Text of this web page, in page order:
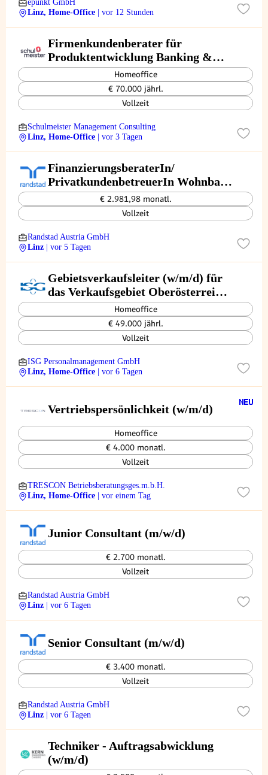
epunkt GmbH
Linz, Home-Office
| vor 12 Stunden
Firmenkundenberater für
Produktentwicklung Banking &
Finanzierung (m/w/d)
Homeoffice
€ 70.000 jährl.
Vollzeit
Schulmeister Management Consulting
Linz, Home-Office
| vor 3 Tagen
FinanzierungsberaterIn/
PrivatkundenbetreuerIn Wohnbau
(m/w/d)
€ 2.981,98 monatl.
Vollzeit
Randstad Austria GmbH
Linz
| vor 5 Tagen
Gebietsverkaufsleiter (w/m/d) für
das Verkaufsgebiet Oberösterreich
und Teile Salzburgs
Homeoffice
€ 49.000 jährl.
Vollzeit
ISG Personalmanagement GmbH
Linz, Home-Office
| vor 6 Tagen
Vertriebspersönlichkeit (w/m/d)
Homeoffice
€ 4.000 monatl.
Vollzeit
TRESCON Betriebsberatungsges.m.b.H.
Linz, Home-Office
| vor einem Tag
Junior Consultant (m/w/d)
€ 2.700 monatl.
Vollzeit
Randstad Austria GmbH
Linz
| vor 6 Tagen
Senior Consultant (m/w/d)
€ 3.400 monatl.
Vollzeit
Randstad Austria GmbH
Linz
| vor 6 Tagen
Techniker - Auftragsabwicklung
(w/m/d)